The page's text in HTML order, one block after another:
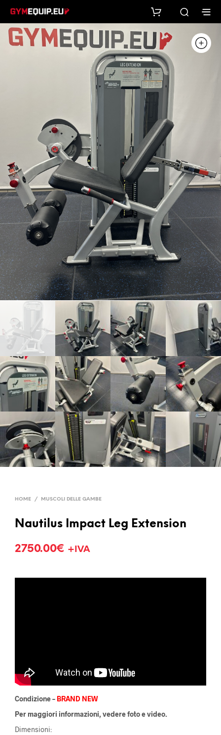
HOME / MUSCOLI DELLE GAMBE
Nautilus Impact Leg Extension
2750.00€ +IVA
Condizione – BRAND NEW
Per maggiori informazioni, vedere foto e video.
Dimensioni: